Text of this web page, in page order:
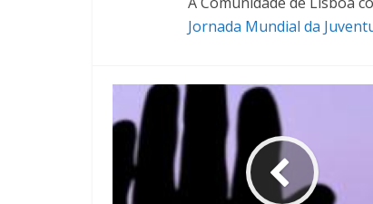
Jornada Mundial da